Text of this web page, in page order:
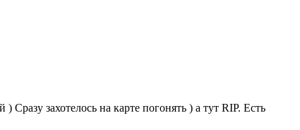
захотелось на карте погонять ) а тут RIP. Есть